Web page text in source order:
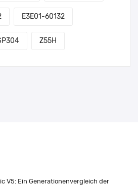
E3E01-60132
Z55H
V5: Ein Generationenvergleich der